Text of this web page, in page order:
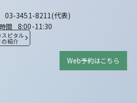
03-3451-8211(代表)
間 8:00-11:30
スピタル
の紹介
Web予約はこちら